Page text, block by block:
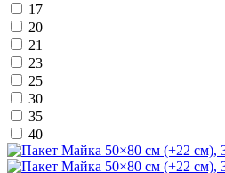
17
20
21
23
25
30
35
40